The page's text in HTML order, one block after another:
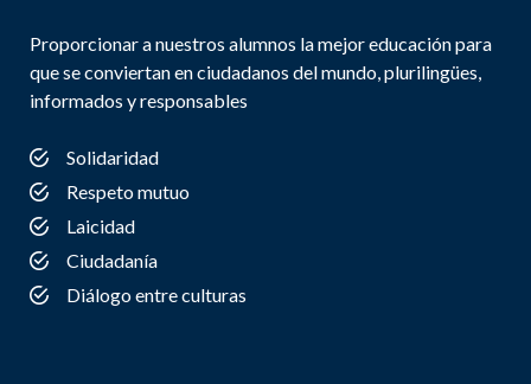
Proporcionar a nuestros alumnos la mejor educación para
que se conviertan en ciudadanos del mundo, plurilingües,
informados y responsables
Solidaridad
Respeto mutuo
Laicidad
Ciudadanía
Diálogo entre culturas